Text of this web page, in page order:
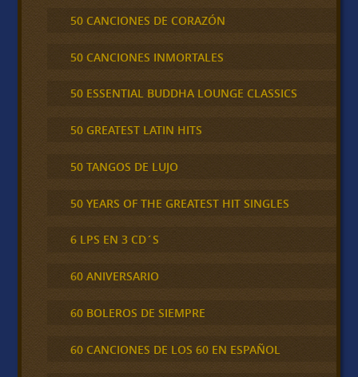
50 CANCIONES DE CORAZÓN
50 CANCIONES INMORTALES
50 ESSENTIAL BUDDHA LOUNGE CLASSICS
50 GREATEST LATIN HITS
50 TANGOS DE LUJO
50 YEARS OF THE GREATEST HIT SINGLES
6 LPS EN 3 CD´S
60 ANIVERSARIO
60 BOLEROS DE SIEMPRE
60 CANCIONES DE LOS 60 EN ESPAÑOL